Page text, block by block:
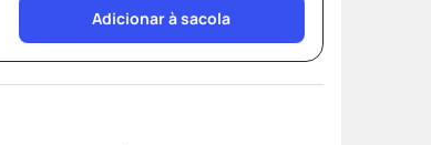
Adicionar à sacola